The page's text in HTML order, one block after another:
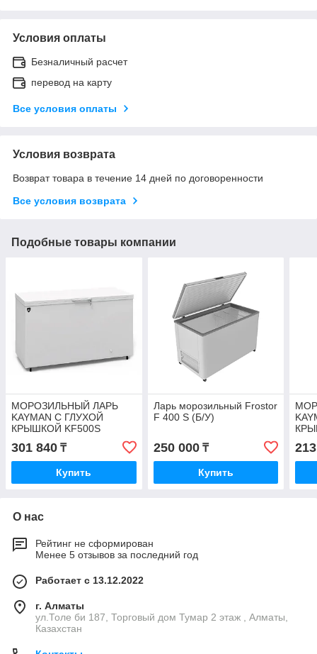
Условия оплаты
Безналичный расчет
перевод на карту
Все условия оплаты
Условия возврата
Возврат товара в течение 14 дней по договоренности
Все условия возврата
Подобные товары компании
МОРОЗИЛЬНЫЙ ЛАРЬ
KAYMAN С ГЛУХОЙ
КРЫШКОЙ KF500S
301 840 ₸
Купить
Ларь морозильный Frostor
F 400 S (Б/У)
250 000₸
Купить
О нас
Рейтинг не сформирован
Менее 5 отзывов за последний год
Работает с 13.12.2022
г. Алматы
ул.Толе би 187, Торговый дом Тумар 2 этаж , Алматы,
Казахстан